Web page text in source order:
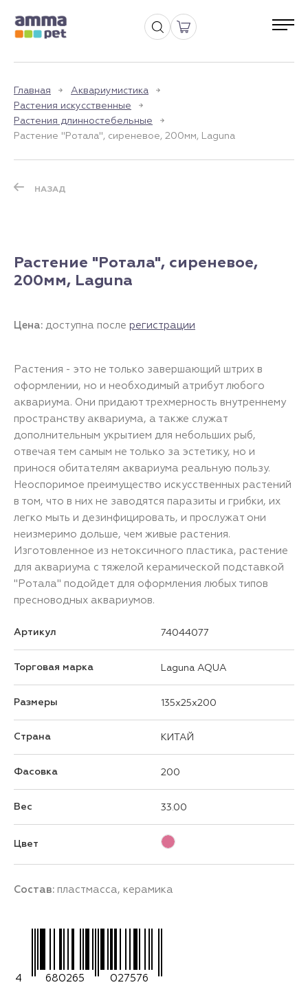
Главная
Аквариумистика
Растения искусственные
Растения длинностебельные
Растение "Ротала", сиреневое, 200мм, Laguna
НАЗАД
Растение "Ротала", сиреневое,
200мм, Laguna
Цена: доступна после регистрации
Растения - это не только завершающий штрих в
оформлении, но и необходимый атрибут любого
аквариума. Они придают трехмерность внутреннему
пространству аквариума, а также служат
дополнительным укрытием для небольших рыб,
отвечая тем самым не только за эстетику, но и
принося обитателям аквариума реальную пользу.
Неоспоримое преимущество искусственных растений
в том, что в них не заводятся паразиты и грибки, их
легко мыть и дезинфицировать, и прослужат они
неизмеримо дольше, чем живые растения.
Изготовленное из нетоксичного пластика, растение
для аквариума с тяжелой керамической подставкой
"Ротала" подойдет для оформления любых типов
пресноводных аквариумов.
Артикул 74044077
Торговая марка Laguna AQUA
Размеры 135x25x200
Страна КИТАЙ
Фасовка 200
Вес 33.00
Цвет
Состав: пластмасса, керамика
4 680265 027576